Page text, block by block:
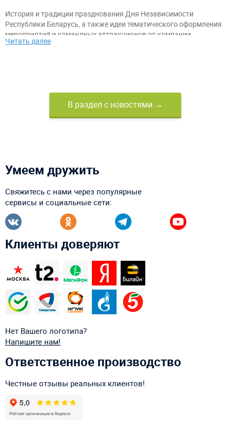
История и традиции празднования Дня Независимости
Республики Беларусь, а также идеи тематического оформления
мероприятий и командных аттракционов от компании
«АэроМир».
Читать далее
В раздел с новостями →
Умеем дружить
Свяжитесь с нами через популярные
сервисы и социальные сети:
Клиенты доверяют
Нет Вашего логотипа?
Напишите нам!
Ответственное производство
Честные отзывы реальных клиентов!